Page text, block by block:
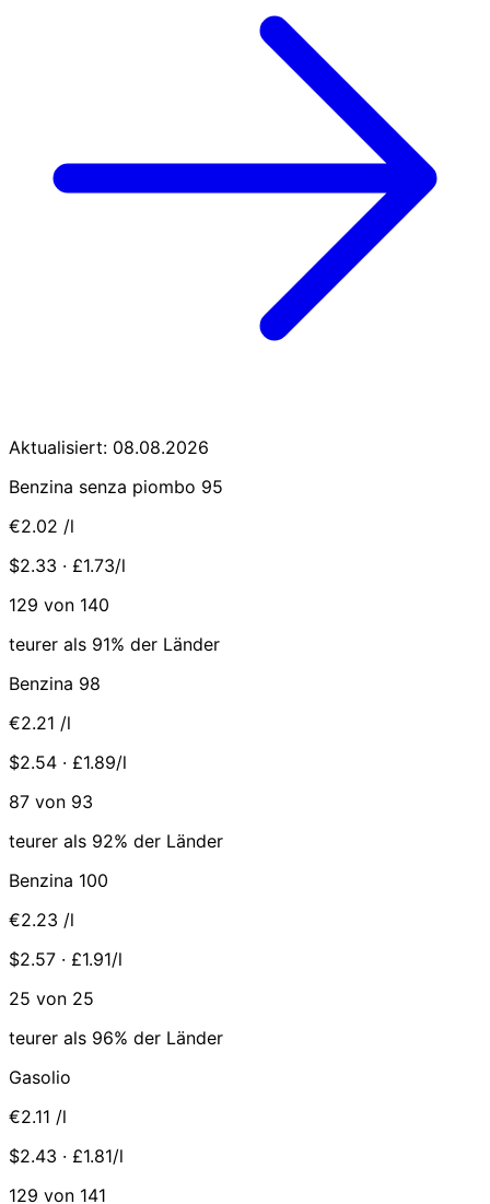
Aktualisiert: 08.08.2026
Benzina senza piombo 95
€2.02 /l
$2.33 · £1.73/l
129 von 140
teurer als 91% der Länder
Benzina 98
€2.21 /l
$2.54 · £1.89/l
87 von 93
teurer als 92% der Länder
Benzina 100
€2.23 /l
$2.57 · £1.91/l
25 von 25
teurer als 96% der Länder
Gasolio
€2.11 /l
$2.43 · £1.81/l
129 von 141